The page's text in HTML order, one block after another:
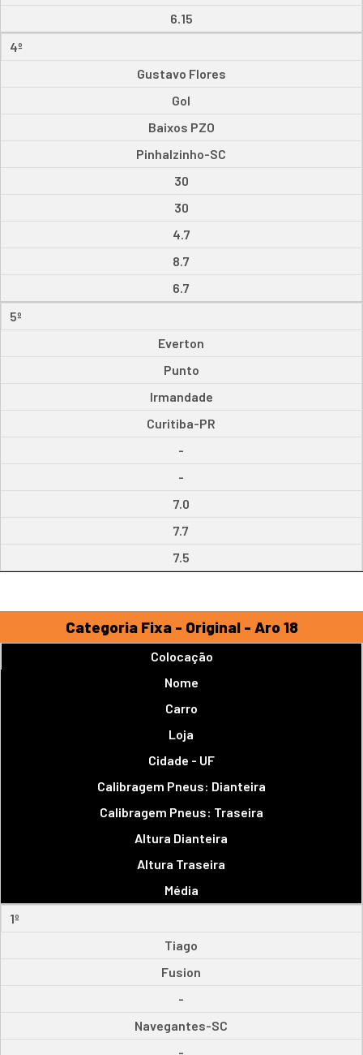
6.15
4º
Gustavo Flores
Gol
Baixos PZO
Pinhalzinho-SC
30
30
4.7
8.7
6.7
5º
Everton
Punto
Irmandade
Curitiba-PR
-
-
7.0
7.7
7.5
Categoria Fixa - Original - Aro 18
Colocação
Nome
Carro
Loja
Cidade - UF
Calibragem Pneus: Dianteira
Calibragem Pneus: Traseira
Altura Dianteira
Altura Traseira
Média
1º
Tiago
Fusion
-
Navegantes-SC
-